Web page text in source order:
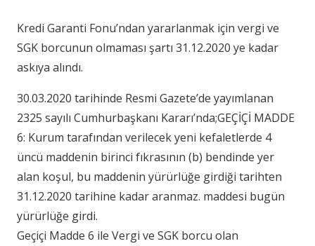
Kredi Garanti Fonu’ndan yararlanmak için vergi ve
SGK borcunun olmaması şartı 31.12.2020 ye kadar
askıya alındı.
30.03.2020 tarihinde Resmi Gazete’de yayımlanan
2325 sayılı Cumhurbaşkanı Kararı’nda;GEÇİÇİ MADDE
6: Kurum tarafından verilecek yeni kefaletlerde 4
üncü maddenin birinci fıkrasının (b) bendinde yer
alan koşul, bu maddenin yürürlüğe girdiği tarihten
31.12.2020 tarihine kadar aranmaz. maddesi bugün
yürürlüğe girdi.
Geçiçi Madde 6 ile Vergi ve SGK borcu olan